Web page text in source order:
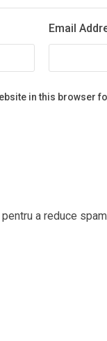
Email
in this browser
a reduce